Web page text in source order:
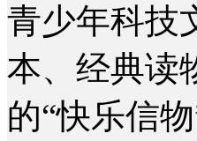
青少年科技
本、经典读
的“快乐信